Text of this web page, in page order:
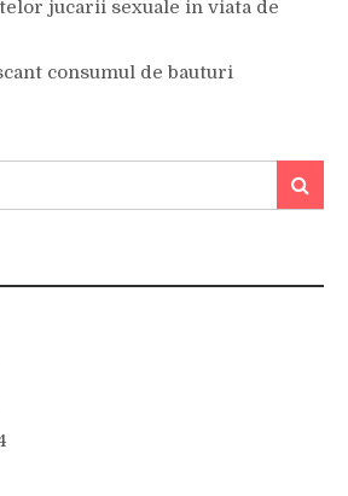
jucarii sexuale in viata de
consumul de bauturi
Search